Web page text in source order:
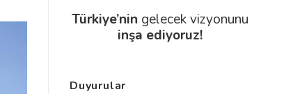
Türkiye’nin gelecek vizyonunu
inşa ediyoruz!
Duyurular